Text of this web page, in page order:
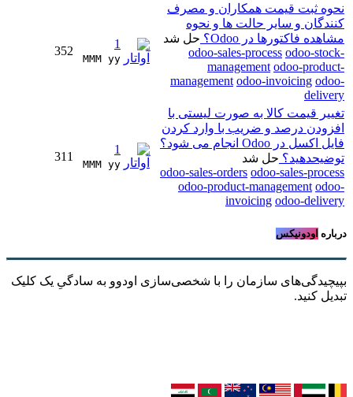
نحوه ثبت قیمت همکاران و مصرف
کنندگان و سایر حالت ها و نحوه
مشاهده فاکتورها در Odoo؟
حل شد
odoo-sales-process odoo-stock-
management odoo-product-
management odoo-invoicing odoo-
delivery
1
MMM yy
352
تغییر قیمت کالا به صورت لیستی با
افزودن درصد و ضریب با وارد کردن
فایل اکسل در Odoo انجام می شود؟
توضیحدهید؟ حل شد
odoo-sales-orders odoo-sales-process
odoo-product-management odoo-
invoicing odoo-delivery
1
MMM yy
311
درباره اودونیکس
بپیچیدگی‌های سازمان را با شخصی‌سازی اودوو به سادگیِ یک کلیک
تبدیل کنید.